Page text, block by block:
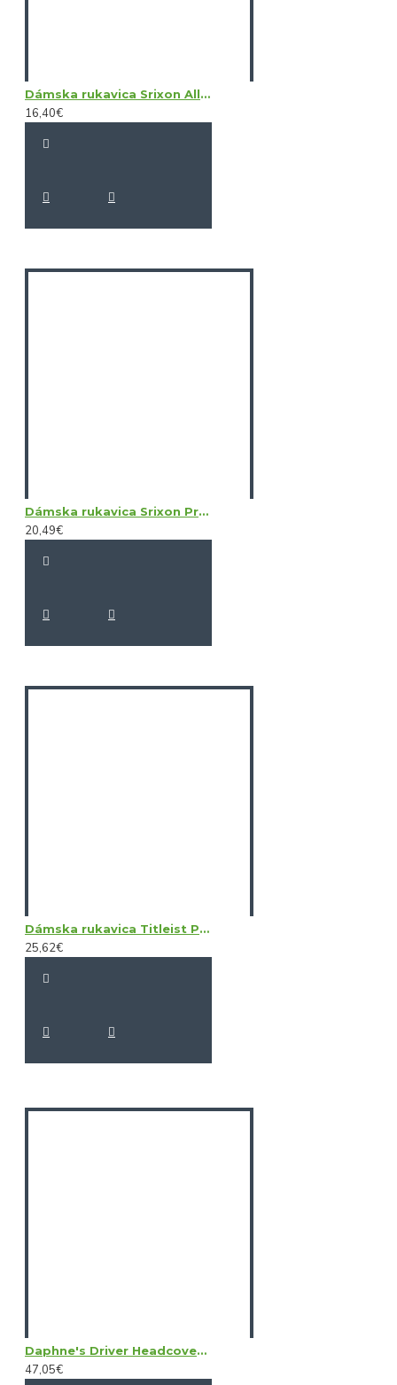
Dámska rukavica Srixon All Weather Micro Fibre Left Hand
16,40€
Dámska rukavica Srixon Premium Cabretta Left Hand
20,49€
Dámska rukavica Titleist Perma Soft LH
25,62€
Daphne's Driver Headcovers - Alligator
47,05€